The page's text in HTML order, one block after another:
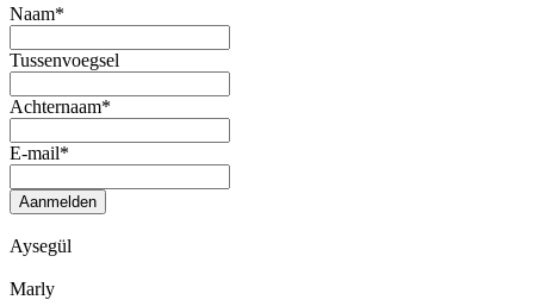
Naam*
Tussenvoegsel
Achternaam*
E-mail*
Aanmelden
Aysegül
Marly